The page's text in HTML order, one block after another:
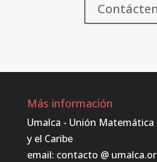
Más información
Umalca - Unión
y el Caribe
email: contacto @